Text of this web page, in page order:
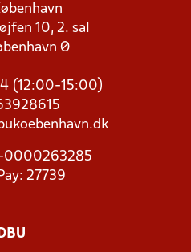
10, 2. sal
Ø
(12:00-15:00)
0000263285
27739
DBU